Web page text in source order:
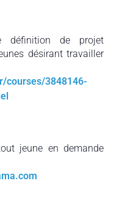
définition de projet
désirant travailler
courses/3848146-
jeune en demande